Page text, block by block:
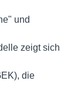
und
zeigt sich
die